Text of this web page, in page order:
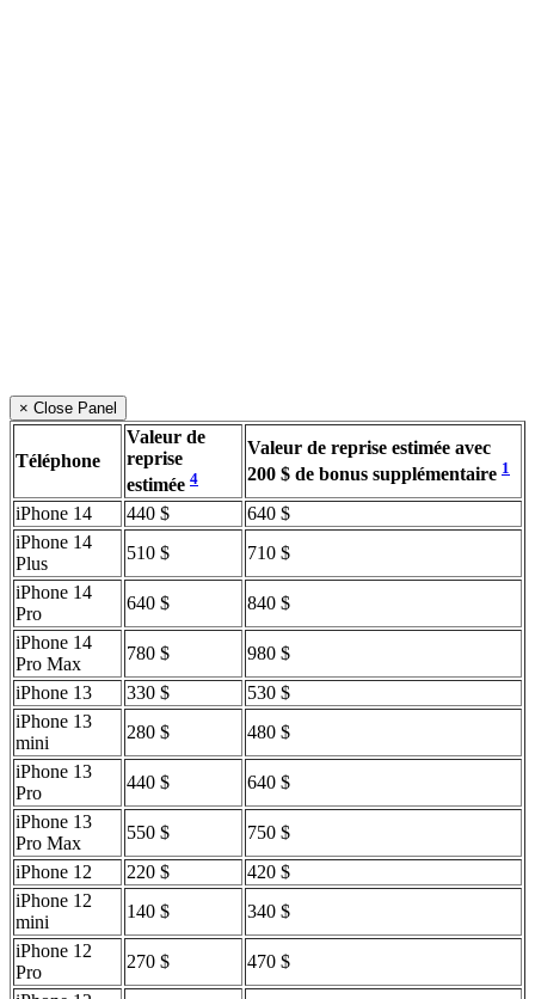
× Close Panel
Téléphone
Valeur de
reprise
estimée 4
Valeur de reprise estimée avec
200 $ de bonus supplémentaire 1
iPhone 14 440 $
640 $
iPhone 14
Plus
510 $
710 $
iPhone 14
Pro
640 $
840 $
iPhone 14
Pro Max
780 $
980 $
iPhone 13
330 $
530 $
iPhone 13
mini
280 $
480 $
iPhone 13
Pro
440 $
640 $
iPhone 13
Pro Max
550 $
750 $
iPhone 12
220 $
420 $
iPhone 12
mini
140 $
340 $
iPhone 12
Pro
270 $
470 $